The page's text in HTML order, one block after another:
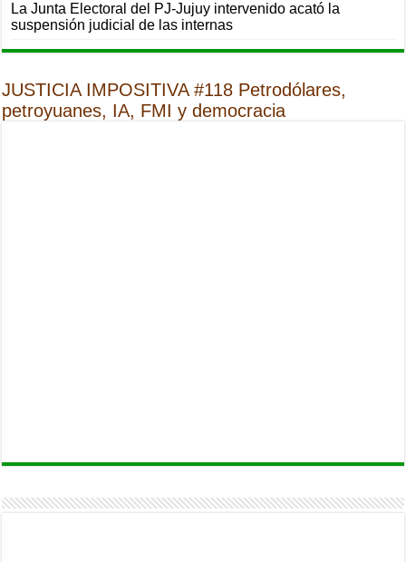
La Junta Electoral del PJ-Jujuy intervenido acató la
suspensión judicial de las internas
JUSTICIA IMPOSITIVA #118 Petrodólares,
petroyuanes, IA, FMI y democracia